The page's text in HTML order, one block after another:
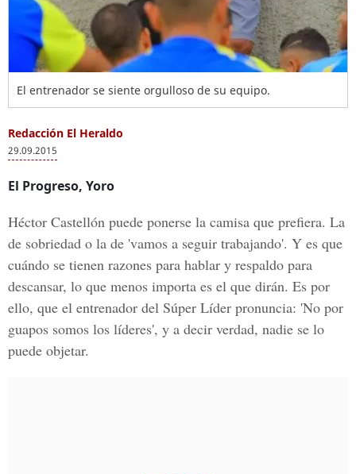
El entrenador se siente orgulloso de su equipo.
Redacción El Heraldo
29.09.2015
El Progreso, Yoro
Héctor Castellón puede ponerse la camisa que prefiera. La
de sobriedad o la de 'vamos a seguir trabajando'. Y es que
cuándo se tienen razones para hablar y respaldo para
descansar, lo que menos importa es el que dirán. Es por
ello, que el entrenador del Súper Líder pronuncia: 'No por
guapos somos los líderes', y a decir verdad, nadie se lo
puede objetar.